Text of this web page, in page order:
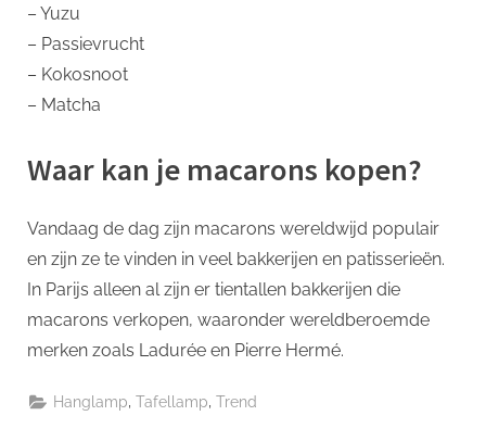
– Yuzu
– Passievrucht
– Kokosnoot
– Matcha
Waar kan je macarons kopen?
Vandaag de dag zijn macarons wereldwijd populair
en zijn ze te vinden in veel bakkerijen en patisserieën.
In Parijs alleen al zijn er tientallen bakkerijen die
macarons verkopen, waaronder wereldberoemde
merken zoals Ladurée en Pierre Hermé.
Hanglamp ,Tafellamp ,Trend